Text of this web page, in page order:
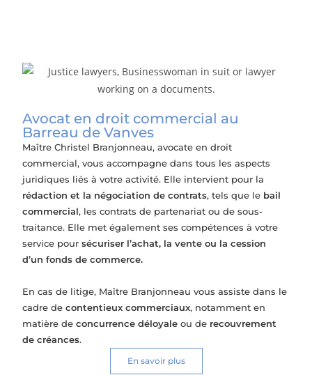
Avocat en droit commercial au
Barreau de Vanves
Maître Christel Branjonneau, avocate en droit
commercial, vous accompagne dans tous les aspects
juridiques liés à votre activité. Elle intervient pour la
rédaction et la négociation de contrats, tels que le bail
commercial, les contrats de partenariat ou de sous-
traitance. Elle met également ses compétences à votre
service poursécuriser l’achat, la vente ou la cession
d’un fonds de commerce.
En cas de litige, Maître Branjonneau vous assiste dans le
cadre decontentieux commerciaux, notamment en
matière deconcurrence déloyale ou de recouvrement
de créances.
En savoir plus